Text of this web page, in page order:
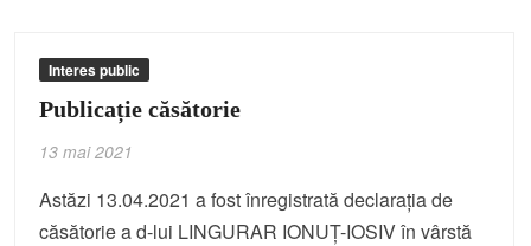
Interes public
Publicație căsătorie
13 mai 2021
Astăzi 13.04.2021 a fost înregistrată declaraţia de
căsătorie a d-lui LINGURAR IONUŢ-IOSIV în vârstă